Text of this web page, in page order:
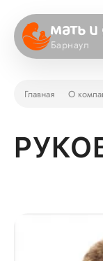
Барнаул
Главная О